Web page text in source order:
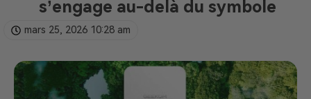
s’engage au-delà du symbole
mars 25, 2026 10:28 am